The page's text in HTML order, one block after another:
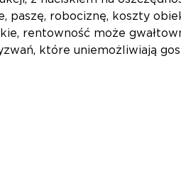
robociznę, koszty
rentowność może
które uniemożliwiają